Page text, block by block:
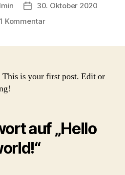
Beitragsdatum
30. Oktober 2020
1 Kommentarzu
This is your first post. Edit or
auf „Hello